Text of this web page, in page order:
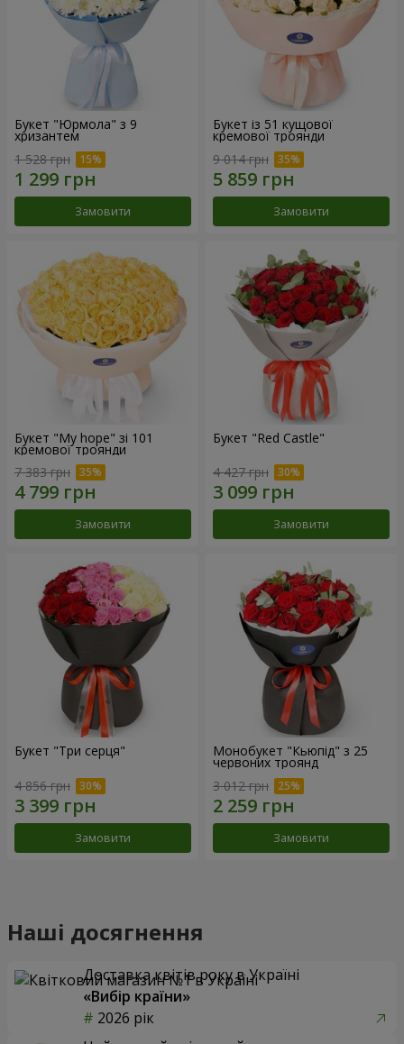
Букет "Юрмола" з 9
хризантем
1 528 грн
Замовити
Букет із 51 кущової
кремової троянди
9 014 грн
Замовити
Букет "My hope" зі 101
кремової троянди
7 383 грн
Замовити
Букет "Red Castle"
4 427 грн
Замовити
Букет "Три серця"
4 856 грн
Замовити
Монобукет "Кьюпід" з 25
червоних троянд
3 012 грн
Замовити
Наші досягнення
Доставка квітів року в Україні
«Вибір країни»
2026 рік